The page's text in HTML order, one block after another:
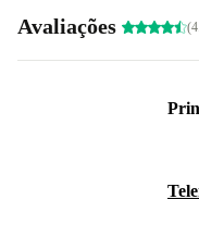
Avaliações